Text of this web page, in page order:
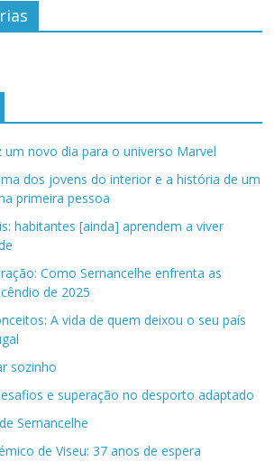
novo dia para o universo Marvel
dos jovens do interior e a história de um
primeira pessoa
habitantes [ainda] aprendem a viver
Como Sernancelhe enfrenta as
de 2025
A vida de quem deixou o seu país
sozinho
e superação no desporto adaptado
Sernancelhe
de Viseu: 37 anos de espera